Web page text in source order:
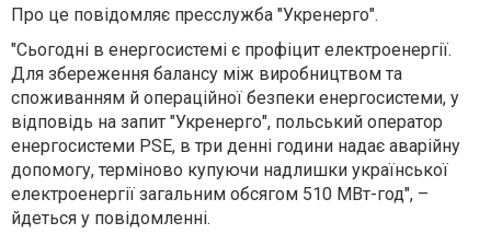
Про це повідомляє пресслужба "Укренерго".
"Сьогодні в енергосистемі є профіцит електроенергії.
Для збереження балансу між виробництвом та
споживанням й операційної безпеки енергосистеми, у
відповідь на запит "Укренерго", польський оператор
енергосистеми PSE, в три денні години надає аварійну
допомогу, терміново купуючи надлишки української
електроенергії загальним обсягом 510 МВт-год", –
йдеться у повідомленні.